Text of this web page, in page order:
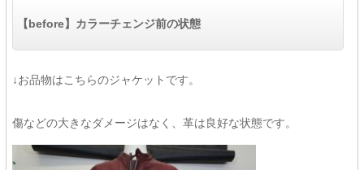
【before】カラーチェンジ前の状態
↓お品物はこちらのジャケットです。
傷などの大きなダメージはなく、革は良好な状態です。